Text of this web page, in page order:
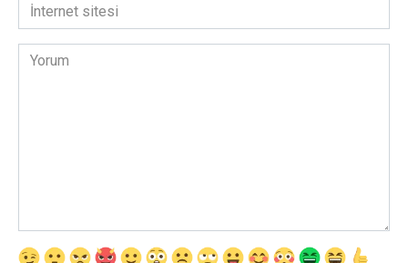
İnternet
sitesi
Yorum